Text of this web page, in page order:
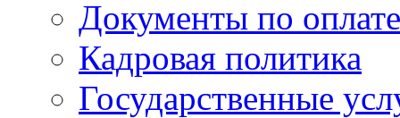
Документы по
Кадровая политика
Государственные